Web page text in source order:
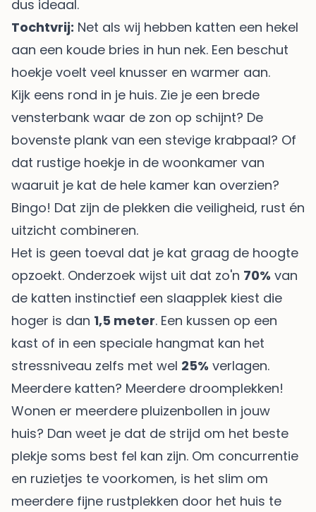
dus ideaal.
Tochtvrij: Net als wij hebben katten een hekel
aan een koude bries in hun nek. Een beschut
hoekje voelt veel knusser en warmer aan.
Kijk eens rond in je huis. Zie je een brede
vensterbank waar de zon op schijnt? De
bovenste plank van een stevige krabpaal? Of
dat rustige hoekje in de woonkamer van
waaruit je kat de hele kamer kan overzien?
Bingo! Dat zijn de plekken die veiligheid, rust én
uitzicht combineren.
Het is geen toeval dat je kat graag de hoogte
opzoekt. Onderzoek wijst uit dat zo'n 70% van
de katten instinctief een slaapplek kiest die
hoger is dan 1,5 meter. Een kussen op een
kast of in een speciale hangmat kan het
stressniveau zelfs met wel 25% verlagen.
Meerdere katten? Meerdere droomplekken!
Wonen er meerdere pluizenbollen in jouw
huis? Dan weet je dat de strijd om het beste
plekje soms best fel kan zijn. Om concurrentie
en ruzietjes te voorkomen, is het slim om
meerdere fijne rustplekken door het huis te